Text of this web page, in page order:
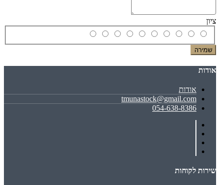
ציון
שמירה
אודות
אודות
tmunastock@gmail.com
054-638-8386
שירות לקוחות